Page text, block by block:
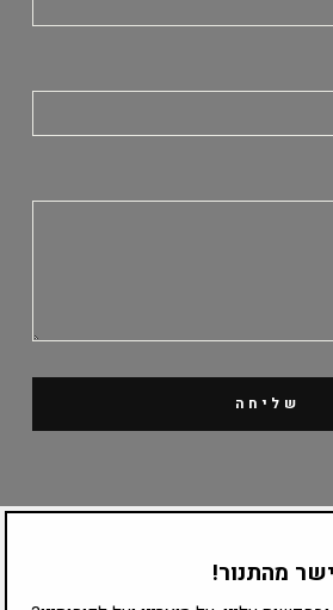
שליחה
מהתנור!